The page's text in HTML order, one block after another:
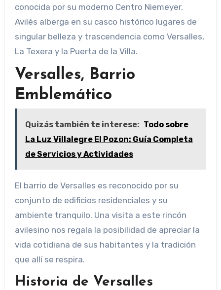
conocida por su moderno Centro Niemeyer,
Avilés alberga en su casco histórico lugares de
singular belleza y trascendencia como Versalles,
La Texera y la Puerta de la Villa.
Versalles, Barrio
Emblemático
Quizás también te interese: Todo sobre
La Luz Villalegre El Pozon: Guía Completa
de Servicios y Actividades
El barrio de Versalles es reconocido por su
conjunto de edificios residenciales y su
ambiente tranquilo. Una visita a este rincón
avilesino nos regala la posibilidad de apreciar la
vida cotidiana de sus habitantes y la tradición
que allí se respira.
Historia de Versalles